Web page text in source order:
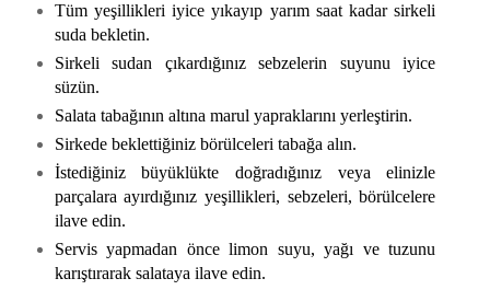
Tüm yeşillikleri iyice yıkayıp yarım saat kadar sirkeli
suda bekletin.
Sirkeli sudan çıkardığınız sebzelerin suyunu iyice
süzün.
Salata tabağının altına marul yapraklarını yerleştirin.
Sirkede beklettiğiniz börülceleri tabağa alın.
İstediğiniz büyüklükte doğradığınız veya elinizle
parçalara ayırdığınız yeşillikleri, sebzeleri, börülcelere
ilave edin.
Servis yapmadan önce limon suyu, yağı ve tuzunu
karıştırarak salataya ilave edin.